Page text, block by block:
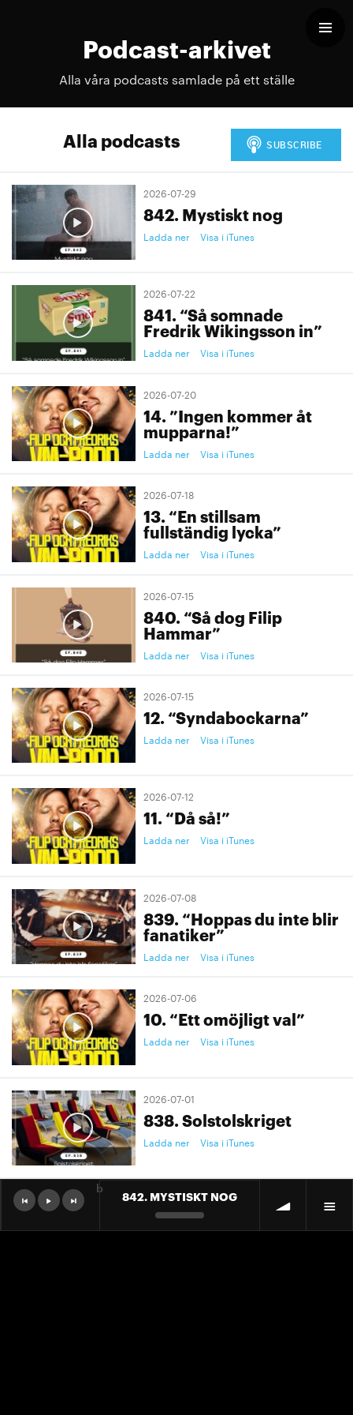
Podcast-arkivet
Alla våra podcasts samlade på ett ställe
Alla podcasts
2026-07-29
842. Mystiskt nog
Ladda ner Visa i iTunes
2026-07-22
841. “Så somnade
Fredrik Wikingsson in”
Ladda ner Visa i iTunes
2026-07-20
14. ”Ingen kommer åt
mupparna!”
Ladda ner Visa i iTunes
2026-07-18
13. “En stillsam
fullständig lycka”
Ladda ner Visa i iTunes
2026-07-15
840. “Så dog Filip
Hammar”
Ladda ner Visa i iTunes
2026-07-15
12. “Syndabockarna”
Ladda ner Visa i iTunes
2026-07-12
11. “Då så!”
Ladda ner Visa i iTunes
2026-07-08
839. “Hoppas du inte blir
fanatiker”
Ladda ner Visa i iTunes
2026-07-06
10. “Ett omöjligt val”
Ladda ner Visa i iTunes
2026-07-01
838. Solstolskriget
Ladda ner Visa i iTunes
2026-07-01
9. "Ett landslag att älska"
842. MYSTISKT NOG
b